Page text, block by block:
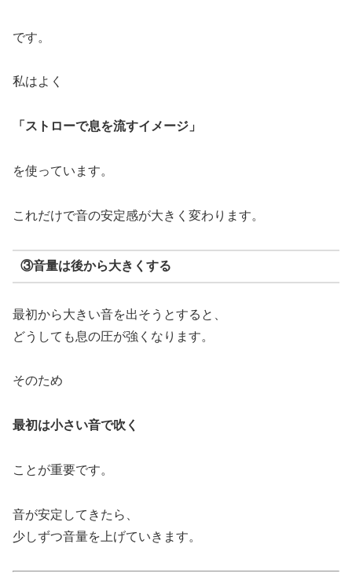
です。
私はよく
「ストローで息を流すイメージ」
を使っています。
これだけで音の安定感が大きく変わります。
③音量は後から大きくする
最初から大きい音を出そうとすると、
どうしても息の圧が強くなります。
そのため
最初は小さい音で吹く
ことが重要です。
音が安定してきたら、
少しずつ音量を上げていきます。